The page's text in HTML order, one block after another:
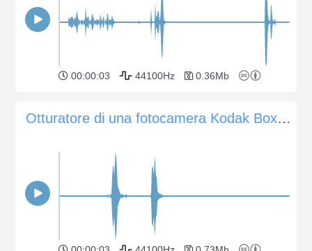
00:00:03 44100Hz 0.36Mb
Otturatore di una fotocamera Kodak Box 620